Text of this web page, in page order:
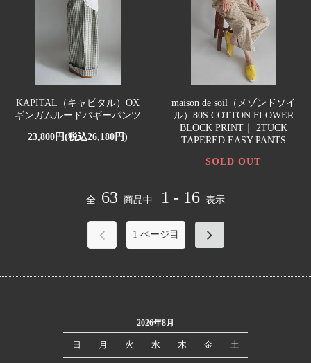
KAPITAL（キャピタル）OX
ギンガムルードバギーパンツ
23,800円(税込26,180円)
maison de soil（メゾンドソイ
ル）80S COTTON FLOWER
BLOCK PRINT｜ 2TUCK
TAPERED EASY PANTS
SOLD OUT
全 63 商品中 1 - 16 表示
1 ページ目
2026年8月
日 月 火 水 木 金 土